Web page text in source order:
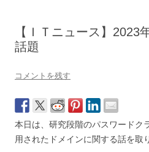
【ＩＴニュース】2023
話題
コメントを残す
本日は、研究段階のパスワードク
用されたドメインに関する話を取